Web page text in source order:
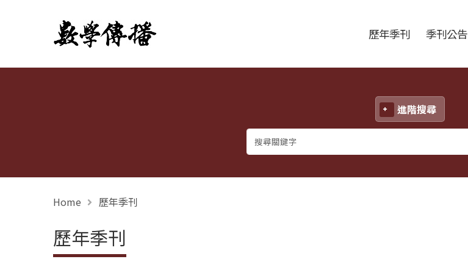
數學傳播 歷年季刊 季刊公告
進階搜尋
Home 歷年季刊
歷年季刊